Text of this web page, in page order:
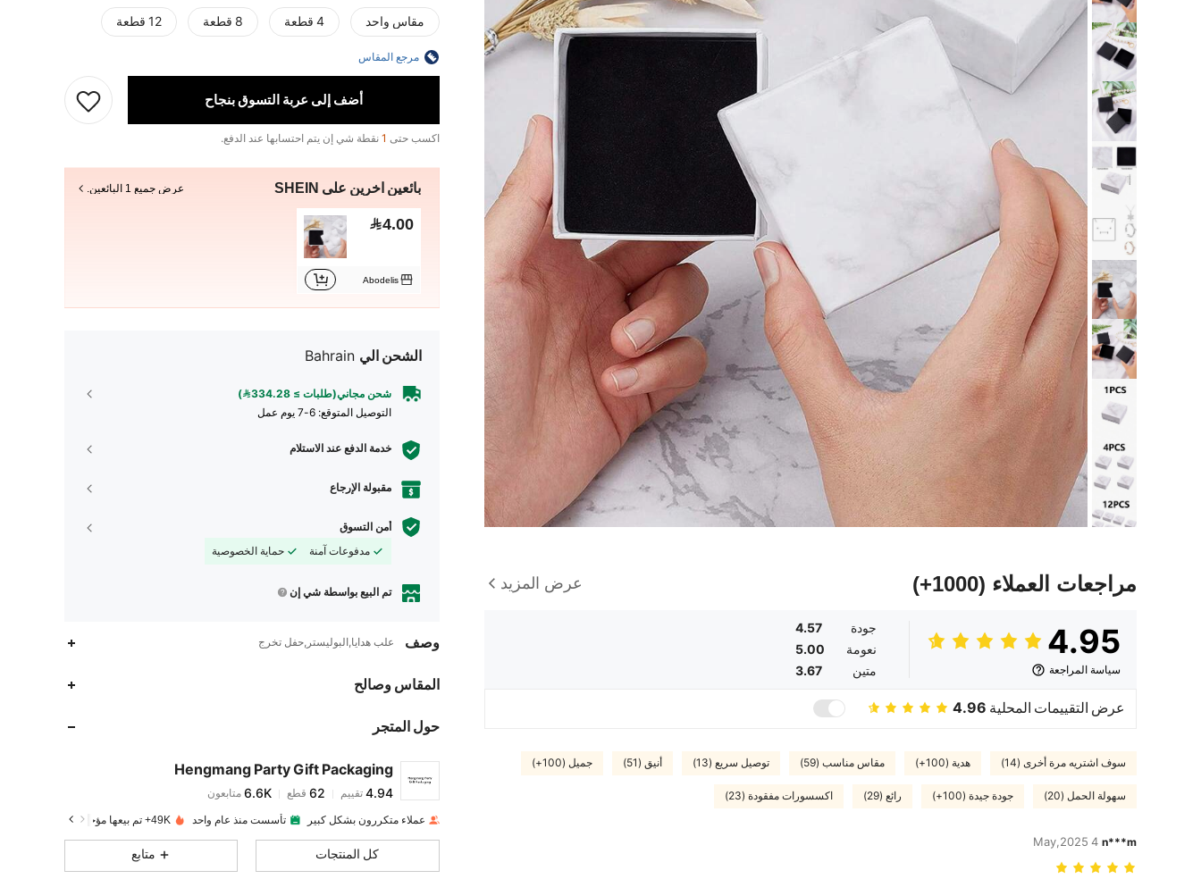
مراجعات العملاء (1000+) عرض المزيد
4.95
سياسة المراجعة
جودة
4.57
نعومة
5.00
متين
3.67
عرض التقييمات المحلية 4.96
سوف اشتريه مرة أخرى (14) هدية (100+) مقاس مناسب (59) توصيل سريع (13) أنيق (51) جميل (100+)
سهولة الحمل (20) جودة جيدة (100+) رائع (29) اكسسورات مفقودة (23)
n***m
4 May,2025
مقاس واحد 4 قطعة 8 قطعة 12 قطعة
مرجع المقاس
أضف إلى عربة التسوق بنجاح
اكسب حتى 1 نقطة شي إن يتم احتسابها عند الدفع.
بائعين آخرين على SHEIN عرض جميع 1 البائعين.
4.00
Abodelis
الشحن الي Bahrain
شحن مجاني(طلبات ≥ 334.28)
التوصيل المتوقع: 6-7 يوم عمل
خدمة الدفع عند الاستلام
مقبولة الإرجاع
أمن التسوق
مدفوعات آمنة
حماية الخصوصية
تم البيع بواسطة شي إن
وصف علب هدايا,البوليستر,حفل تخرج
المقاس وصالح
حول المتجر
Hengmang Party Gift Packaging
4.94
4.94تقييم قطع 6.6Kمتابعون
z***6 تم دفعمنذ 1 يوم
عملاء متكررون بشكل كبير تأسست منذ عام واحد 49K+ تم بيعها مؤخرًا
كل المنتجات متابع